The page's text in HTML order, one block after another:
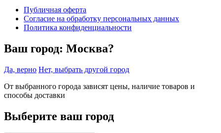
Публичная оферта
Согласие на обработку персональных данных
Политика конфиденциальности
Ваш город: Москва?
Да, верно Нет, выбрать другой город
От выбранного города зависят цены, наличие товаров и
способы доставки
Выберите ваш город